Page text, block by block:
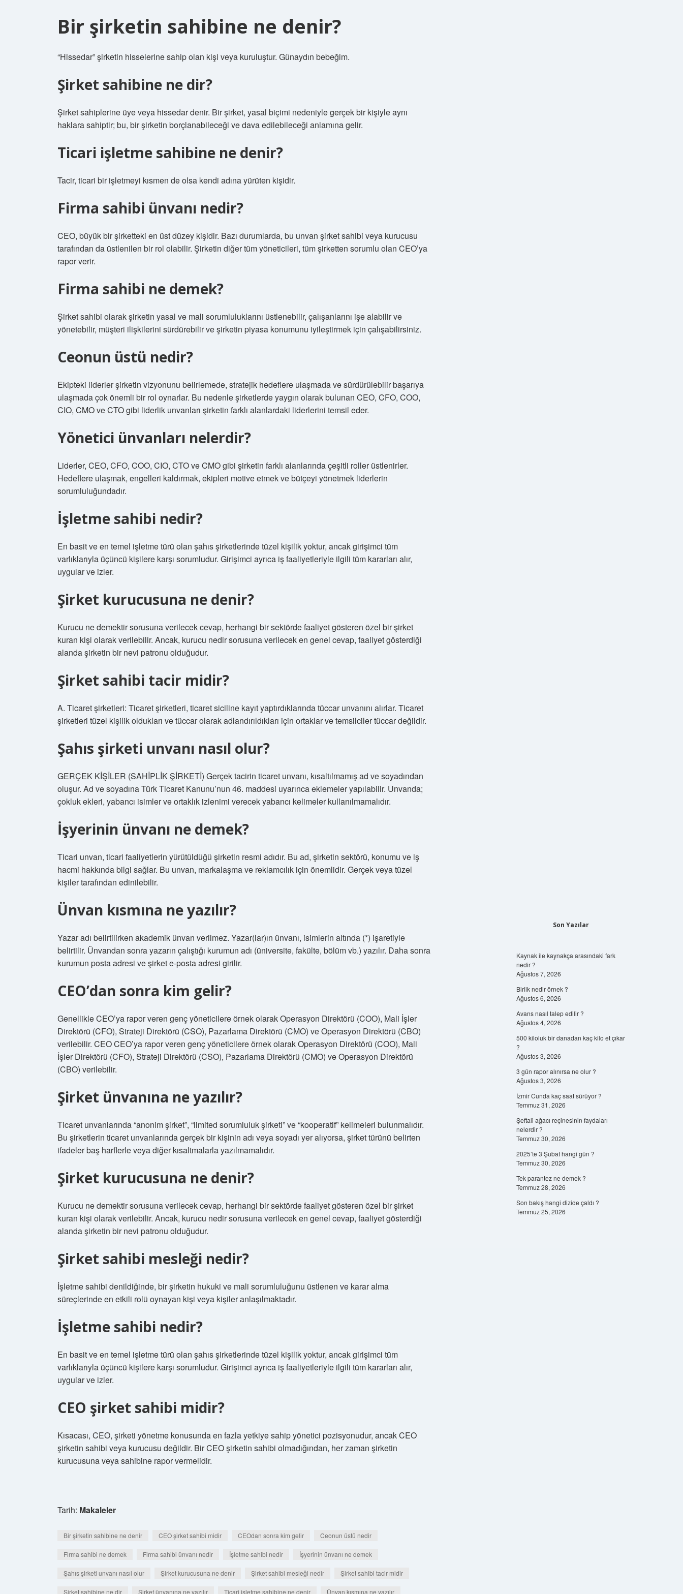
Bir şirketin sahibine ne denir?
“Hissedar” şirketin hisselerine sahip olan kişi veya kuruluştur. Günaydın bebeğim.
Şirket sahibine ne dir?
Şirket sahiplerine üye veya hissedar denir. Bir şirket, yasal biçimi nedeniyle gerçek bir kişiyle aynı
haklara sahiptir; bu, bir şirketin borçlanabileceği ve dava edilebileceği anlamına gelir.
Ticari işletme sahibine ne denir?
Tacir, ticari bir işletmeyi kısmen de olsa kendi adına yürüten kişidir.
Firma sahibi ünvanı nedir?
CEO, büyük bir şirketteki en üst düzey kişidir. Bazı durumlarda, bu unvan şirket sahibi veya kurucusu
tarafından da üstlenilen bir rol olabilir. Şirketin diğer tüm yöneticileri, tüm şirketten sorumlu olan CEO’ya
rapor verir.
Firma sahibi ne demek?
Şirket sahibi olarak şirketin yasal ve mali sorumluluklarını üstlenebilir, çalışanlarını işe alabilir ve
yönetebilir, müşteri ilişkilerini sürdürebilir ve şirketin piyasa konumunu iyileştirmek için çalışabilirsiniz.
Ceonun üstü nedir?
Ekipteki liderler şirketin vizyonunu belirlemede, stratejik hedeflere ulaşmada ve sürdürülebilir başarıya
ulaşmada çok önemli bir rol oynarlar. Bu nedenle şirketlerde yaygın olarak bulunan CEO, CFO, COO,
CIO, CMO ve CTO gibi liderlik unvanları şirketin farklı alanlardaki liderlerini temsil eder.
Yönetici ünvanları nelerdir?
Liderler, CEO, CFO, COO, CIO, CTO ve CMO gibi şirketin farklı alanlarında çeşitli roller üstlenirler.
Hedeflere ulaşmak, engelleri kaldırmak, ekipleri motive etmek ve bütçeyi yönetmek liderlerin
sorumluluğundadır.
İşletme sahibi nedir?
En basit ve en temel işletme türü olan şahıs şirketlerinde tüzel kişilik yoktur, ancak girişimci tüm
varlıklarıyla üçüncü kişilere karşı sorumludur. Girişimci ayrıca iş faaliyetleriyle ilgili tüm kararları alır,
uygular ve izler.
Şirket kurucusuna ne denir?
Kurucu ne demektir sorusuna verilecek cevap, herhangi bir sektörde faaliyet gösteren özel bir şirket
kuran kişi olarak verilebilir. Ancak, kurucu nedir sorusuna verilecek en genel cevap, faaliyet gösterdiği
alanda şirketin bir nevi patronu olduğudur.
Şirket sahibi tacir midir?
A. Ticaret şirketleri: Ticaret şirketleri, ticaret siciline kayıt yaptırdıklarında tüccar unvanını alırlar. Ticaret
şirketleri tüzel kişilik oldukları ve tüccar olarak adlandırıldıkları için ortaklar ve temsilciler tüccar değildir.
Şahıs şirketi unvanı nasıl olur?
GERÇEK KİŞİLER (SAHİPLİK ŞİRKETİ) Gerçek tacirin ticaret unvanı, kısaltılmamış ad ve soyadından
oluşur. Ad ve soyadına Türk Ticaret Kanunu’nun 46. maddesi uyarınca eklemeler yapılabilir. Unvanda;
çokluk ekleri, yabancı isimler ve ortaklık izlenimi verecek yabancı kelimeler kullanılmamalıdır.
İşyerinin ünvanı ne demek?
Ticari unvan, ticari faaliyetlerin yürütüldüğü şirketin resmi adıdır. Bu ad, şirketin sektörü, konumu ve iş
hacmi hakkında bilgi sağlar. Bu unvan, markalaşma ve reklamcılık için önemlidir. Gerçek veya tüzel
kişiler tarafından edinilebilir.
Ünvan kısmına ne yazılır?
Yazar adı belirtilirken akademik ünvan verilmez. Yazar(lar)ın ünvanı, isimlerin altında (*) işaretiyle
belirtilir. Ünvandan sonra yazarın çalıştığı kurumun adı (üniversite, fakülte, bölüm vb.) yazılır. Daha sonra
kurumun posta adresi ve şirket e-posta adresi girilir.
CEO’dan sonra kim gelir?
Genellikle CEO’ya rapor veren genç yöneticilere örnek olarak Operasyon Direktörü (COO), Mali İşler
Direktörü (CFO), Strateji Direktörü (CSO), Pazarlama Direktörü (CMO) ve Operasyon Direktörü (CBO)
verilebilir. CEO CEO’ya rapor veren genç yöneticilere örnek olarak Operasyon Direktörü (COO), Mali
İşler Direktörü (CFO), Strateji Direktörü (CSO), Pazarlama Direktörü (CMO) ve Operasyon Direktörü
(CBO) verilebilir.
Şirket ünvanına ne yazılır?
Ticaret unvanlarında “anonim şirket”, “limited sorumluluk şirketi” ve “kooperatif” kelimeleri bulunmalıdır.
Bu şirketlerin ticaret unvanlarında gerçek bir kişinin adı veya soyadı yer alıyorsa, şirket türünü belirten
ifadeler baş harflerle veya diğer kısaltmalarla yazılmamalıdır.
Şirket kurucusuna ne denir?
Kurucu ne demektir sorusuna verilecek cevap, herhangi bir sektörde faaliyet gösteren özel bir şirket
kuran kişi olarak verilebilir. Ancak, kurucu nedir sorusuna verilecek en genel cevap, faaliyet gösterdiği
alanda şirketin bir nevi patronu olduğudur.
Şirket sahibi mesleği nedir?
İşletme sahibi denildiğinde, bir şirketin hukuki ve mali sorumluluğunu üstlenen ve karar alma
süreçlerinde en etkili rolü oynayan kişi veya kişiler anlaşılmaktadır.
İşletme sahibi nedir?
En basit ve en temel işletme türü olan şahıs şirketlerinde tüzel kişilik yoktur, ancak girişimci tüm
varlıklarıyla üçüncü kişilere karşı sorumludur. Girişimci ayrıca iş faaliyetleriyle ilgili tüm kararları alır,
uygular ve izler.
CEO şirket sahibi midir?
Kısacası, CEO, şirketi yönetme konusunda en fazla yetkiye sahip yönetici pozisyonudur, ancak CEO
şirketin sahibi veya kurucusu değildir. Bir CEO şirketin sahibi olmadığından, her zaman şirketin
kurucusuna veya sahibine rapor vermelidir.
Tarih: Makaleler
Bir şirketin sahibine ne denir CEO şirket sahibi midir CEOdan sonra kim gelir Ceonun üstü nedir
Firma sahibi ne demek Firma sahibi ünvanı nedir İşletme sahibi nedir İşyerinin ünvanı ne demek
Şahıs şirketi unvanı nasıl olur Şirket kurucusuna ne denir Şirket sahibi mesleği nedir Şirket sahibi tacir midir
Şirket sahibine ne dir Şirket ünvanına ne yazılır Ticari işletme sahibine ne denir Ünvan kısmına ne yazılır
Son Yazılar
Kaynak ile kaynakça arasındaki fark
nedir ?
Ağustos 7, 2026
Birlik nedir örnek ?
Ağustos 6, 2026
Avans nasıl talep edilir ?
Ağustos 4, 2026
500 kiloluk bir danadan kaç kilo et çıkar
?
Ağustos 3, 2026
3 gün rapor alınırsa ne olur ?
Ağustos 3, 2026
İzmir Cunda kaç saat sürüyor ?
Temmuz 31, 2026
Şeftali ağacı reçinesinin faydaları
nelerdir ?
Temmuz 30, 2026
2025’te 3 Şubat hangi gün ?
Temmuz 30, 2026
Tek parantez ne demek ?
Temmuz 28, 2026
Son bakış hangi dizide çaldı ?
Temmuz 25, 2026